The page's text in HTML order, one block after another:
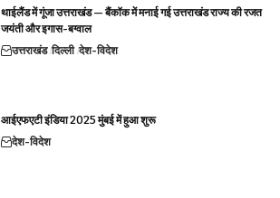
थाईलैंड में गूंजा उत्तराखंड — बैंकॉक में मनाई गई उत्तराखंड राज्य की रजत
जयंती और इगास-बग्वाल
उत्तराखंड दिल्ली देश-विदेश
आईएफएटी इंडिया 2025 मुंबई में हुआ शुरू
देश-विदेश